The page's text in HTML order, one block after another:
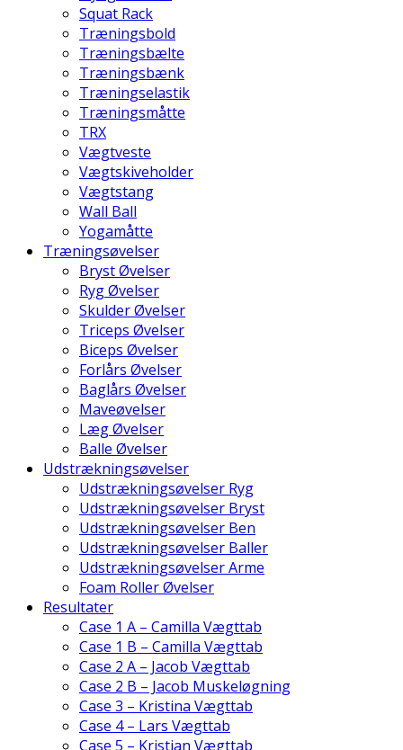
Squat Rack
Træningsbold
Træningsbælte
Træningsbænk
Træningselastik
Træningsmåtte
TRX
Vægtveste
Vægtskiveholder
Vægtstang
Wall Ball
Yogamåtte
Træningsøvelser
Bryst Øvelser
Ryg Øvelser
Skulder Øvelser
Triceps Øvelser
Biceps Øvelser
Forlårs Øvelser
Baglårs Øvelser
Maveøvelser
Læg Øvelser
Balle Øvelser
Udstrækningsøvelser
Udstrækningsøvelser Ryg
Udstrækningsøvelser Bryst
Udstrækningsøvelser Ben
Udstrækningsøvelser Baller
Udstrækningsøvelser Arme
Foam Roller Øvelser
Resultater
Case 1 A – Camilla Vægttab
Case 1 B – Camilla Vægttab
Case 2 A – Jacob Vægttab
Case 2 B – Jacob Muskeløgning
Case 3 – Kristina Vægttab
Case 4 – Lars Vægttab
Case 5 – Kristian Vægttab